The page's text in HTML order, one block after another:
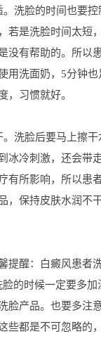
洗脸的时间也要控
若是洗脸时间太短
没有帮助的。所以
用洗面奶，5分钟也
，习惯就好。
洗脸后要马上擦干
冰冷刺激，还会带
有所影响，所以患
，保持皮肤水润不
提醒：白癜风患者
的时候一定要多
脸产品。也要多注
些都是不可忽略的